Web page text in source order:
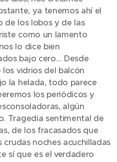
ya tenemos ahí el
de los lobos y de las
como un lamento
lo dice bien
bajo cero… Desde
vidrios del balcón
la helada, todo parece
los periódicos y
algún
Tragedia sentimental de
de los fracasados que
crudas noches acuchilladas
sí que es el verdadero